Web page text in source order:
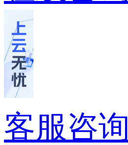
客服咨询